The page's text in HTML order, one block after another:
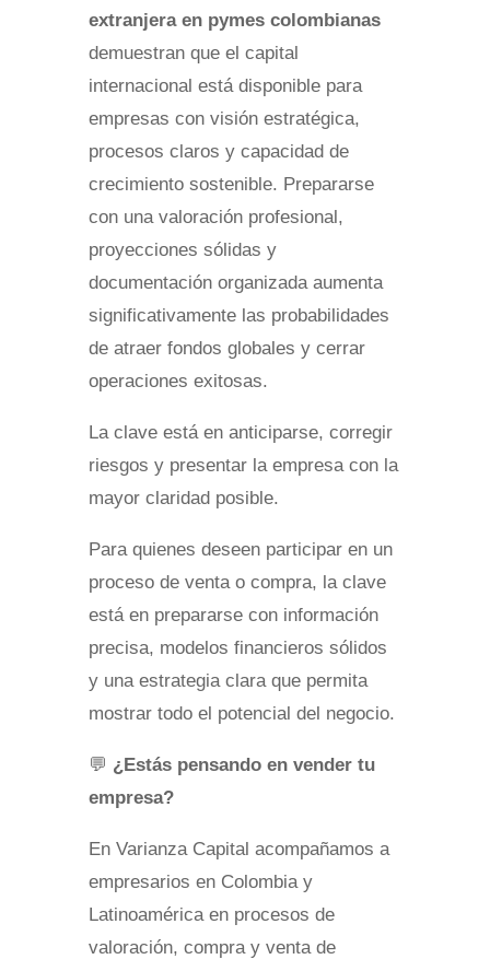
extranjera en pymes colombianas
demuestran que el capital
internacional está disponible para
empresas con visión estratégica,
procesos claros y capacidad de
crecimiento sostenible. Prepararse
con una valoración profesional,
proyecciones sólidas y
documentación organizada aumenta
significativamente las probabilidades
de atraer fondos globales y cerrar
operaciones exitosas.
La clave está en anticiparse, corregir
riesgos y presentar la empresa con la
mayor claridad posible.
Para quienes deseen participar en un
proceso de venta o compra, la clave
está en prepararse con información
precisa, modelos financieros sólidos
y una estrategia clara que permita
mostrar todo el potencial del negocio.
💬 ¿Estás pensando en vender tu
empresa?
En Varianza Capital acompañamos a
empresarios en Colombia y
Latinoamérica en procesos de
valoración, compra y venta de